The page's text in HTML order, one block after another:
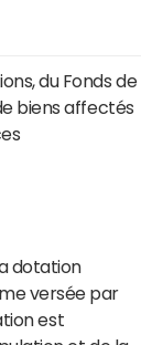
du Fonds de
biens affectés
dotation
versée par
est